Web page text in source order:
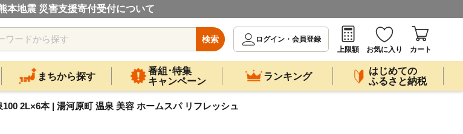
本地震 災害支援寄付受付について
検索
ログイン・会員登録
上限額
お気に入り カート
まちから探す
番組･特集
キャンペーン
ランキング
はじめての
ふるさと納税
2L×6本 | 湯河原町 温泉 美容 ホームスパ リフレッシュ